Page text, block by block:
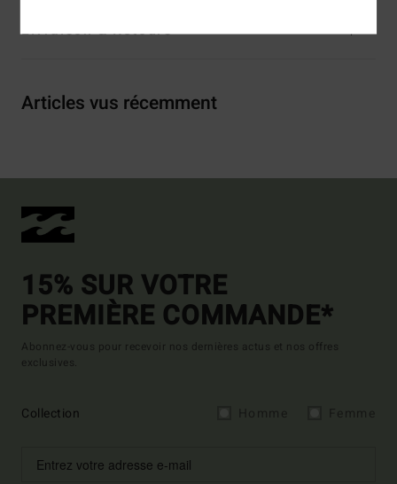
Livraison & Retours
Articles vus récemment
15% SUR VOTRE
PREMIÈRE COMMANDE*
Abonnez-vous pour recevoir nos dernières actus et nos offres
exclusives.
Collection